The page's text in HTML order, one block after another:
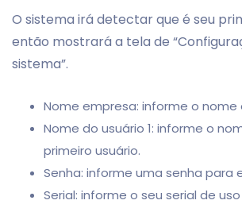
O sistema irá detectar que é seu
então mostrará a tela de
sistema”.
Nome empresa: informe o nome
Nome do usuário 1: informe o
primeiro usuário.
Senha: informe uma senha para
Serial: informe o seu serial de